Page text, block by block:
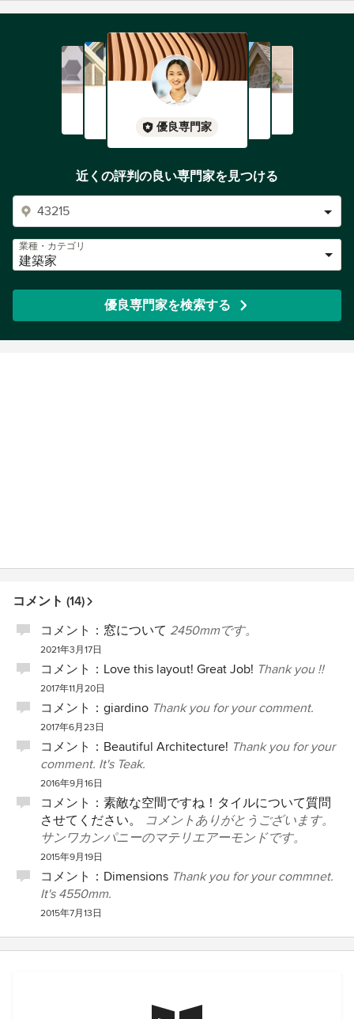
優良専門家
近くの評判の良い専門家を見つける
業種・カテゴリ
建築家
優良専門家を検索する
コメント (14)
コメント： 窓について 2450mmです。
2021年3月17日
コメント： Love this layout! Great Job! Thank you !!
2017年11月20日
コメント： giardino Thank you for your comment.
2017年6月23日
コメント： Beautiful Architecture! Thank you for your
comment. It's Teak.
2016年9月16日
コメント： 素敵な空間ですね！タイルについて質問
させてください。
コメントありがとうございます。
サンワカンパニーのマテリエアーモンドです。
2015年9月19日
コメント： Dimensions Thank you for your commnet.
It's 4550mm.
2015年7月13日